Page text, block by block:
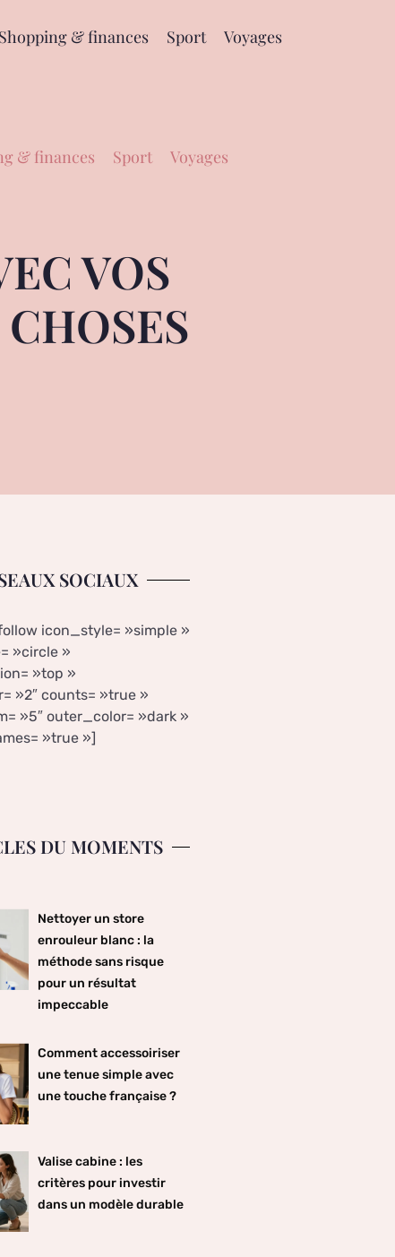
Shopping & finances Sport Voyages
& finances Sport Voyages
VOS
SOCIAUX
icon_style= »simple »
»circle »
»top »
»2″ counts= »true »
»5″ outer_color= »dark »
»true »]
DU MOMENTS
Nettoyer un store
enrouleur blanc : la
méthode sans risque
pour un résultat
impeccable
Comment accessoiriser
une tenue simple avec
une touche française ?
Valise cabine : les
critères pour investir
dans un modèle durable